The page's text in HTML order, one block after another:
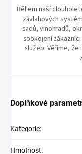
Během naší
závlahových
sadů, vinohradů,
spokojení
služeb. Věříme, že
Doplňkové
Kategorie:
Hmotnost: